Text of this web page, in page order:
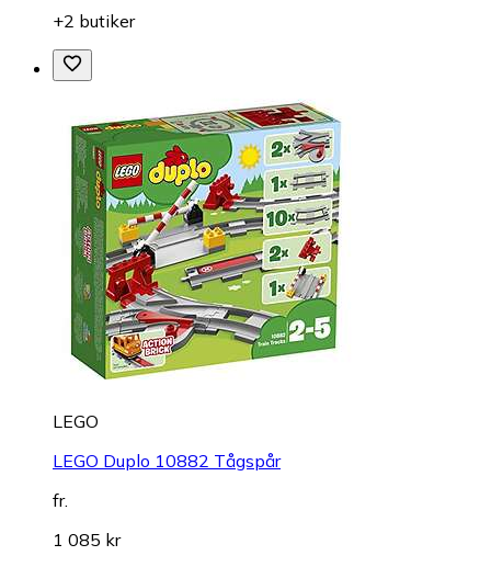
+2 butiker
LEGO
LEGO Duplo 10882 Tågspår
fr.
1 085 kr